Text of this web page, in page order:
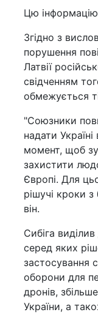
Цю інформацію
Згідно з
порушення
Латвії
свідченням
обмежується
"Союзники
надати
момент, щоб
захистити
Європі. Для
рішучі кроки
він.
Сибіга
серед яких
застосування
оборони для
дронів,
України, а